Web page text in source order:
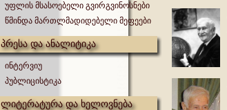
უფლის მსასოებელი გვირგვინოსნები
წმინდა მართლმადიდებელი მეფეები
პრესა და ანალიტიკა
ინტერვიუ
პუბლიცისტიკა
ლიტერატურა და ხელოვნება